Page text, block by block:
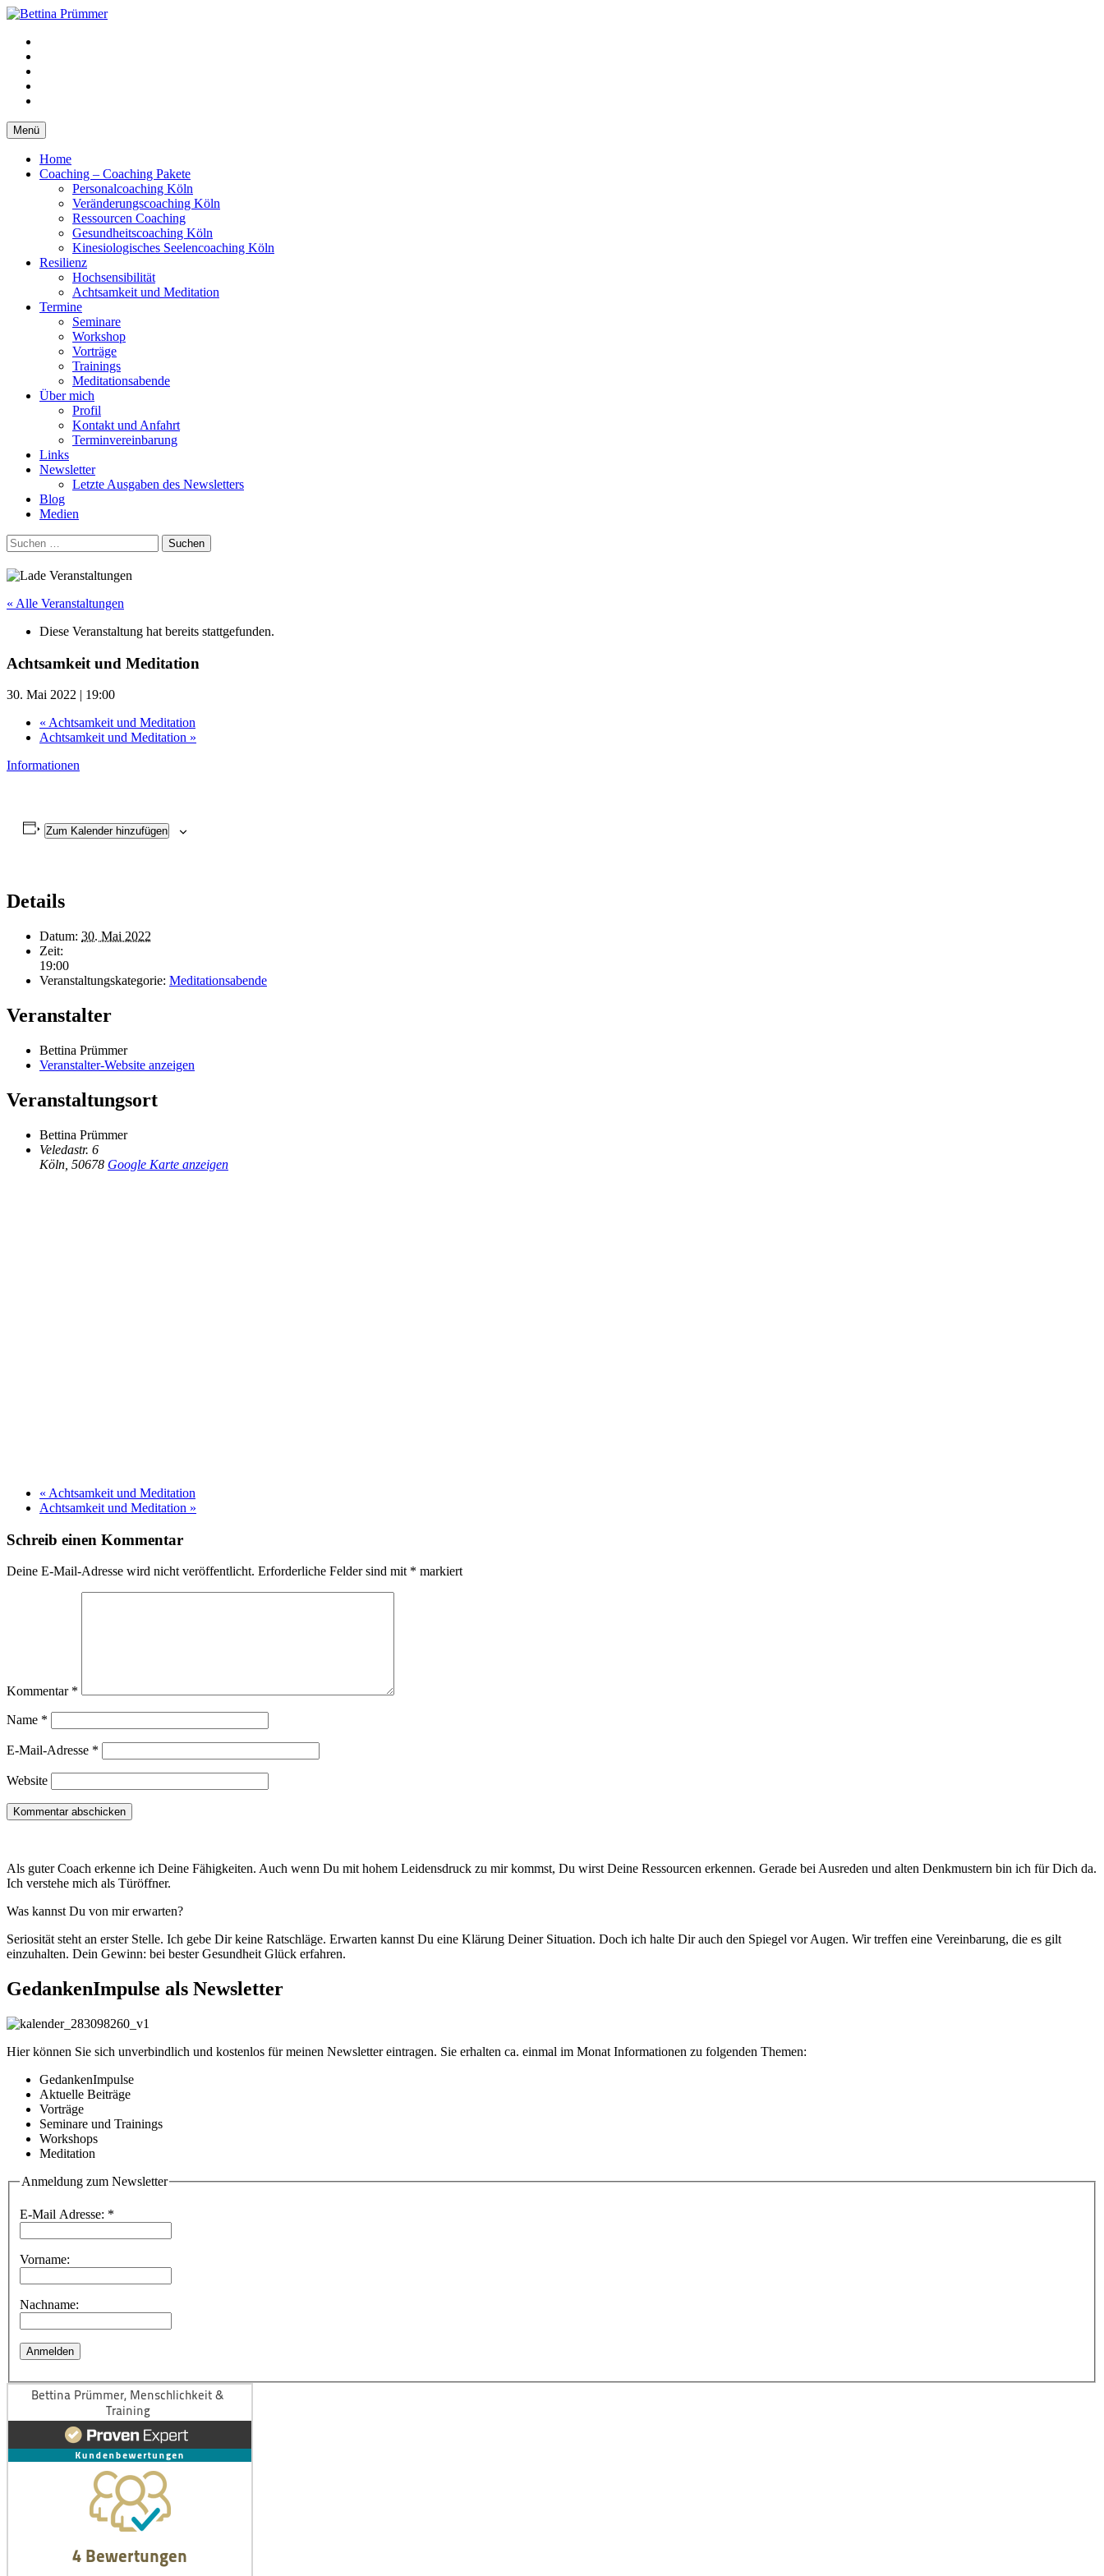
Springe
Inhalt
Menü
Home
Coaching – Coaching Pakete
Personalcoaching Köln
Veränderungscoaching Köln
Ressourcen Coaching
Gesundheitscoaching Köln
Kinesiologisches Seelencoaching Köln
Resilienz
Hochsensibilität
Achtsamkeit und Meditation
Termine
Seminare
Workshop
Vorträge
Trainings
Meditationsabende
Über mich
Profil
Kontakt und Anfahrt
Terminvereinbarung
Links
Newsletter
Letzte Ausgaben des Newsletters
Blog
Medien
Suchen
nach:
« Alle Veranstaltungen
Diese Veranstaltung hat bereits stattgefunden.
Achtsamkeit und Meditation
30. Mai 2022 | 19:00
« Achtsamkeit und Meditation
Achtsamkeit und Meditation »
Informationen
Zum Kalender hinzufügen
Details
Datum: 30. Mai 2022
Zeit:
19:00
Veranstaltungskategorie: Meditationsabende
Veranstalter
Bettina Prümmer
Veranstalter-Website anzeigen
Veranstaltungsort
Bettina Prümmer
Veledastr. 6
Köln 50678 Google Karte anzeigen
« Achtsamkeit und Meditation
Achtsamkeit und Meditation »
Schreib einen Kommentar
Deine E-Mail-Adresse wird nicht veröffentlicht. Erforderliche Felder sind mit * markiert
Kommentar *
Name *
E-Mail-Adresse *
Website
Als guter Coach erkenne ich Deine Fähigkeiten. Auch wenn Du mit hohem Leidensdruck zu mir kommst, Du wirst Deine Ressourcen erkennen. Gerade bei Ausreden und alten Denkmustern bin ich für Dich da.
Ich verstehe mich als Türöffner.
Was kannst Du von mir erwarten?
Seriosität steht an erster Stelle. Ich gebe Dir keine Ratschläge. Erwarten kannst Du eine Klärung Deiner Situation. Doch ich halte Dir auch den Spiegel vor Augen. Wir treffen eine Vereinbarung, die es gilt
einzuhalten. Dein Gewinn: bei bester Gesundheit Glück erfahren.
GedankenImpulse als Newsletter
Hier können Sie sich unverbindlich und kostenlos für meinen Newsletter eintragen. Sie erhalten ca. einmal im Monat Informationen zu folgenden Themen:
GedankenImpulse
Aktuelle Beiträge
Vorträge
Seminare und Trainings
Workshops
Meditation
Anmeldung zum Newsletter
E-Mail Adresse: *
Vorname:
Nachname: